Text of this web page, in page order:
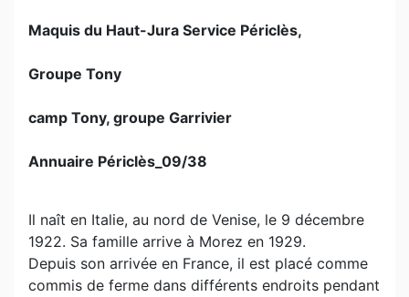
Maquis du Haut-Jura Service Périclès,
Groupe Tony
camp Tony, groupe Garrivier
Annuaire Périclès_09/38
Il naît en Italie, au nord de Venise, le 9 décembre
1922. Sa famille arrive à Morez en 1929.
Depuis son arrivée en France, il est placé comme
commis de ferme dans différents endroits pendant